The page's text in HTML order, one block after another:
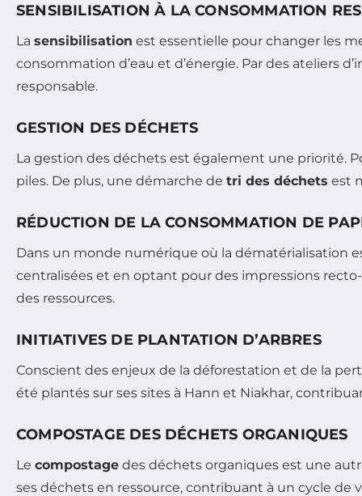
SENSIBILISATION À LA CONSOMMATION
La sensibilisation est essentielle pour changer les
consommation d’eau et d’énergie. Par des ateliers
responsable.
GESTION DES DÉCHETS
La gestion des déchets est également une priorité.
piles. De plus, une démarche de tri des déchets est
RÉDUCTION DE LA CONSOMMATION DE
Dans un monde numérique où la dématérialisation
centralisées et en optant pour des impressions
des ressources.
INITIATIVES DE PLANTATION D’ARBRES
Conscient des enjeux de la déforestation et de la
été plantés sur ses sites à Hann et Niakhar,
COMPOSTAGE DES DÉCHETS ORGANIQUES
Le compostage des déchets organiques est une
ses déchets en ressource, contribuant à un cycle de